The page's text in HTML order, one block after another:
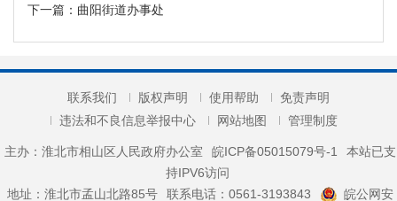
下一篇： 曲阳街道办事处
联系我们 版权声明 使用帮助
免责声明
违法和不良信息举报中心
网站地图 管理制度
主办：淮北市相山区人民政府办公室 皖ICP备05015079号-1
本站已支
持IPV6访问
地址：淮北市孟山北路85号
联系电话：0561-3193843 皖公网安